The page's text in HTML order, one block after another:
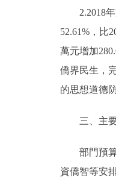
2.2018年支
52.61%，比
萬元增加
僑界民生，
的思想道德
三、主要
部門預算
資僑智等安